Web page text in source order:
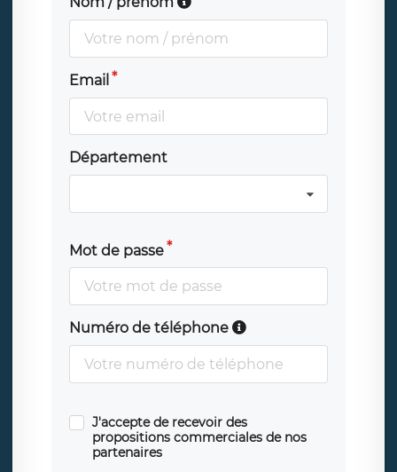
Email
Département
Mot de passe
Numéro de téléphone
J'accepte de recevoir des
propositions commerciales de nos
partenaires